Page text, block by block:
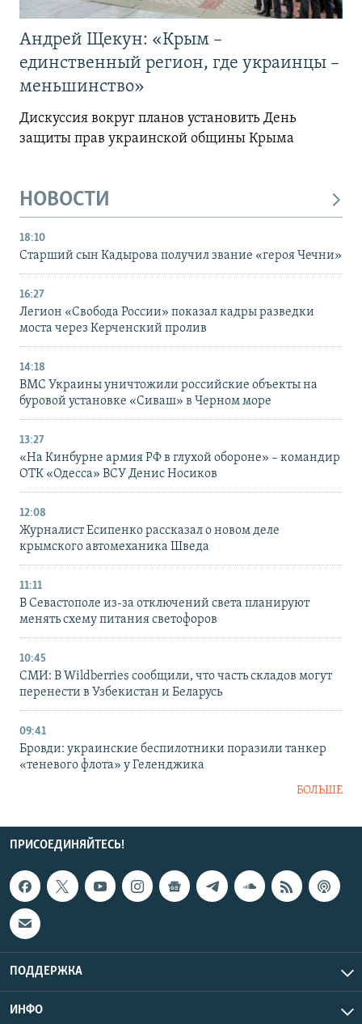
Андрей Щекун: «Крым –
единственный регион, где украинцы –
меньшинство»
Дискуссия вокруг планов установить День
защиты прав украинской общины Крыма
НОВОСТИ
18:10
Старший сын Кадырова получил звание «героя Чечни»
16:27
Легион «Свобода России» показал кадры разведки
моста через Керченский пролив
14:18
ВМС Украины уничтожили российские объекты на
буровой установке «Сиваш» в Черном море
13:27
«На Кинбурне армия РФ в глухой обороне» – командир
ОТК «Одесса» ВСУ Денис Носиков
12:08
Журналист Есипенко рассказал о новом деле
крымского автомеханика Шведа
11:11
В Севастополе из-за отключений света планируют
менять схему питания светофоров
10:45
СМИ: В Wildberries сообщили, что часть складов могут
перенести в Узбекистан и Беларусь
09:41
Бровди: украинские беспилотники поразили танкер
«теневого флота» у Геленджика
БОЛЬШЕ
ПРИСОЕДИНЯЙТЕСЬ!
ПОДДЕРЖКА
ИНФО